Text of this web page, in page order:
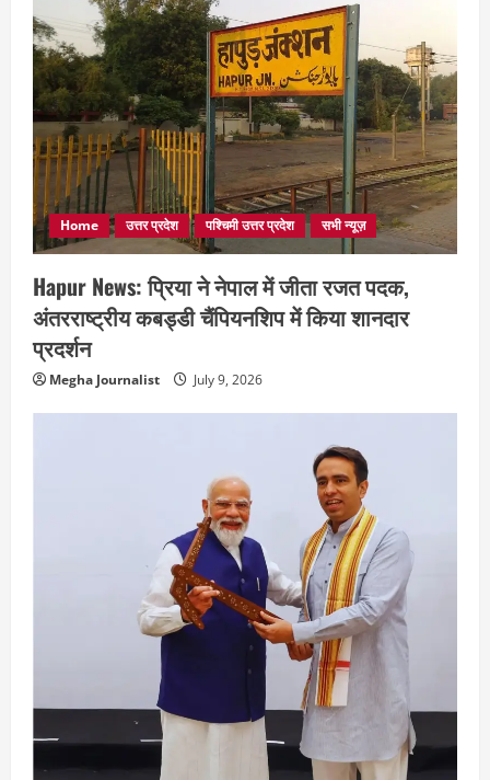
Home उत्तर प्रदेश पश्चिमी उत्तर प्रदेश सभी न्यूज़
Hapur News: प्रिया ने नेपाल में जीता रजत पदक,
अंतरराष्ट्रीय कबड्डी चैंपियनशिप में किया शानदार
प्रदर्शन
Megha Journalist July 9, 2026